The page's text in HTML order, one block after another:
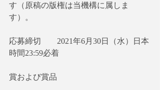
す（原稿の版権は当機構に属しま
す）。
応募締切　　2021年6月30日（水）日本
時間23:59必着
賞および賞品